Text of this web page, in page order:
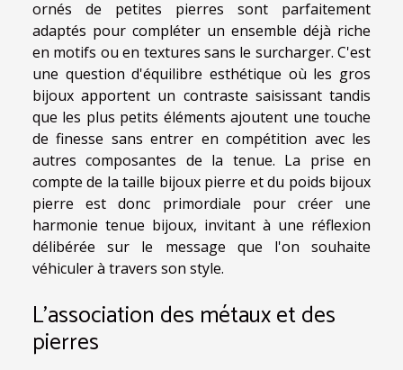
ornés de petites pierres sont parfaitement
adaptés pour compléter un ensemble déjà riche
en motifs ou en textures sans le surcharger. C'est
une question d'équilibre esthétique où les gros
bijoux apportent un contraste saisissant tandis
que les plus petits éléments ajoutent une touche
de finesse sans entrer en compétition avec les
autres composantes de la tenue. La prise en
compte de la taille bijoux pierre et du poids bijoux
pierre est donc primordiale pour créer une
harmonie tenue bijoux, invitant à une réflexion
délibérée sur le message que l'on souhaite
véhiculer à travers son style.
L'association des métaux et des
pierres